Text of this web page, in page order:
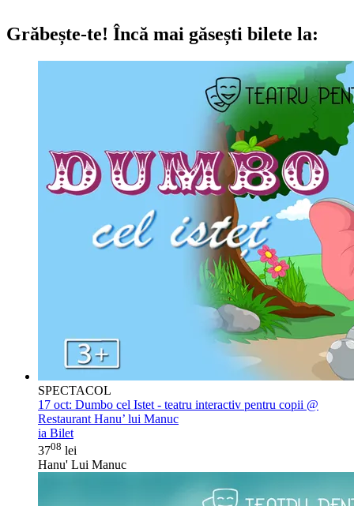
Grăbește-te! Încă mai găsești bilete la:
SPECTACOL
17 oct: Dumbo cel Istet - teatru interactiv pentru copii @
Restaurant Hanu’ lui Manuc
ia Bilet
3708 lei
Hanu' Lui Manuc